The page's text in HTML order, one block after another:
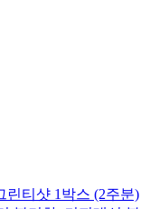
린티샷 1박스 (2주분)